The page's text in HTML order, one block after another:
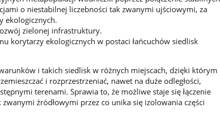
o niestabilnej liczebności tak zwanymi ujściowymi, za
ekologicznych.
zielonej infrastruktury.
korytarzy ekologicznych w postaci łańcuchów siedlisk
i takich siedlisk w różnych miejscach, dzięki którym
i rozprzestrzeniać, nawet na duże odległości,
terenami. Sprawia to, że możliwe staje się łączenie
źródłowymi przez co unika się izolowania części